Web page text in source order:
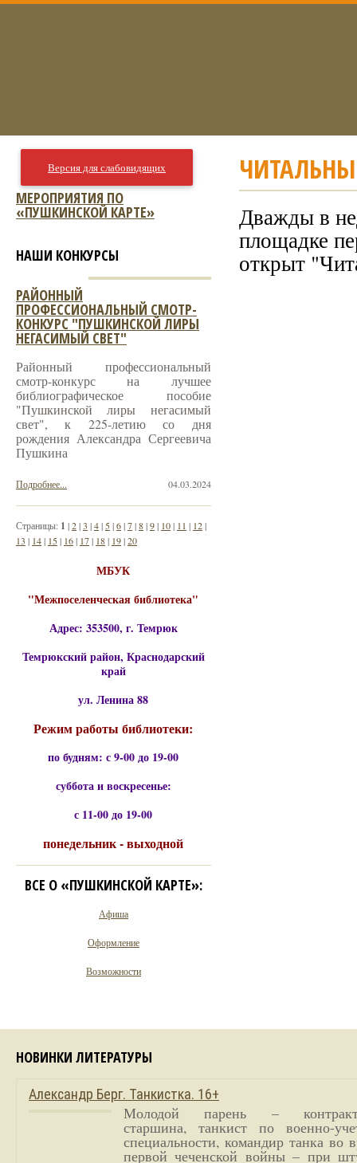
Дважды в
площадке
открыт
Версия для слабовидящих
МЕРОПРИЯТИЯ ПО
«ПУШКИНСКОЙ КАРТЕ»
НАШИ КОНКУРСЫ
РАЙОННЫЙ
ПРОФЕССИОНАЛЬНЫЙ СМОТР-
КОНКУРС "ПУШКИНСКОЙ ЛИРЫ
НЕГАСИМЫЙ СВЕТ"
Районный профессиональный
смотр-конкурс на лучшее
библиографическое пособие
"Пушкинской лиры негасимый
свет", к 225-летию со дня
рождения Александра Сергеевича
Пушкина
04.03.2024
Подробнее...
Страницы: 1 |2|3 |4| 5|6|7|8|9| 10| 11 | 12|
13 | 14| 15| 16| 17| 18| 19|20
МБУК
"Межпоселенческая библиотека"
Адрес: 353500, г. Темрюк
Темрюкский район, Краснодарский
край
ул. Ленина 88
Режим работы библиотеки:
по будням: с 9-00 до 19-00
суббота и воскресенье:
с 11-00 до 19-00
понедельник - выходной
ВСЕ О «ПУШКИНСКОЙ КАРТЕ»:
Афиша
Оформление
Возможности
НОВИНКИ ЛИТЕРАТУРЫ
Александр Берг. Танкистка. 16+
Молодой парень –
старшина, танкист по военно-
специальности, командир танка во
первой чеченской войны – при